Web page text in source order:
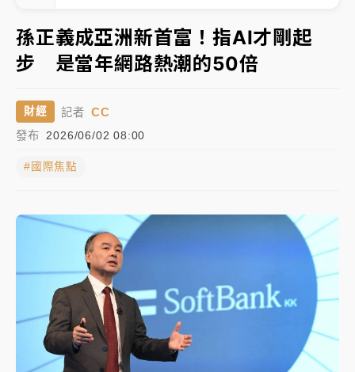
故宮《龍藏經》特展第2檔！今線上預約開賣一度塞車
周六起展出延長至晚上7時
台東農業處長涉圖利渡假村！東檢抗告成功 今重開羈
父親節泡湯了！中颱白海豚雨彈轟3天 「紅到發紫」降
雨熱區曝
暑假過三周才推「E宿新北打卡趣」！抽獎程序複雜 觀
旅局回應了
中信慈善基金會想增加董事人數！辜仲諒向法院聲請遭
駁 理由曝光
故宮《龍藏經》特展第2檔！今線上預約開賣一度塞車
周六起展出延長至晚上7時
孫正義成亞洲新首富！指AI才剛起
步 是當年網路熱潮的50倍
財經 記者 CC
發布 2026/06/02 08:00
#國際焦點